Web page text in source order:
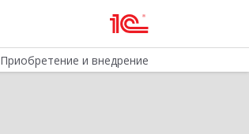
Приобретение и внедрение